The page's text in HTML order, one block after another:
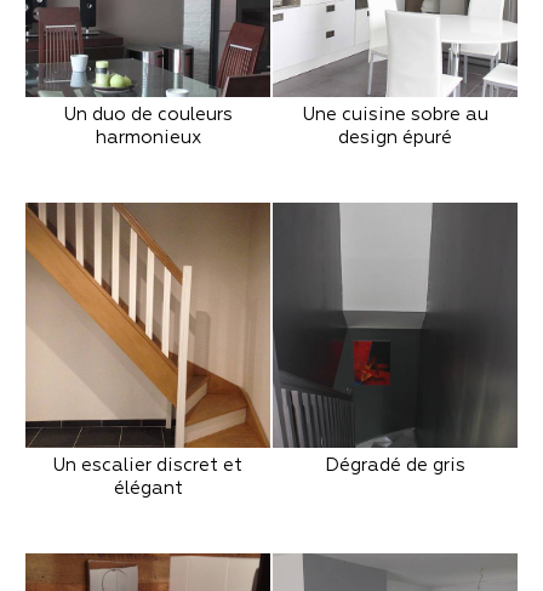
Un duo de couleurs
harmonieux
Une cuisine sobre au
design épuré
Un escalier discret et
élégant
Dégradé de gris